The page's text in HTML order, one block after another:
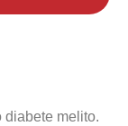
diabete melito.